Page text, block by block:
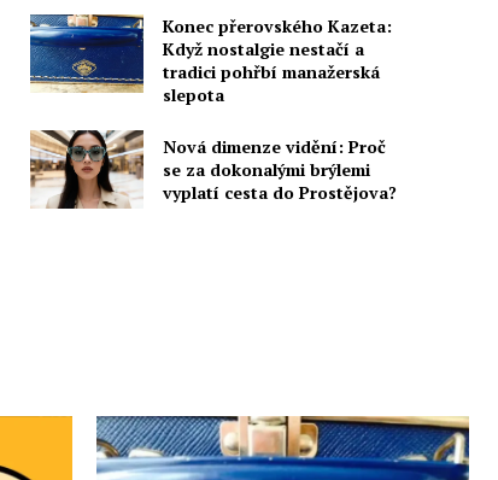
Konec přerovského Kazeta:
Když nostalgie nestačí a
tradici pohřbí manažerská
slepota
Nová dimenze vidění: Proč
se za dokonalými brýlemi
vyplatí cesta do Prostějova?